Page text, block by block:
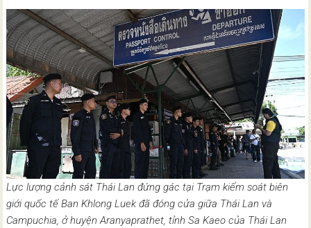
Lực lượng cảnh sát Thái Lan đứng gác tại Trạm kiểm soát biên
giới quốc tế Ban Khlong Luek đã đóng cửa giữa Thái Lan và
Campuchia, ở huyện Aranyaprathet, tỉnh Sa Kaeo của Thái Lan